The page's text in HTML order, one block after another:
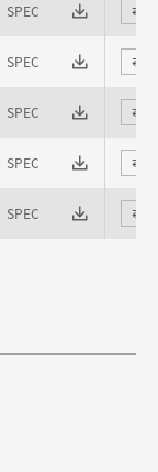
SPEC ⇄
SPEC ⇄
SPEC ⇄
SPEC ⇄
SPEC ⇄